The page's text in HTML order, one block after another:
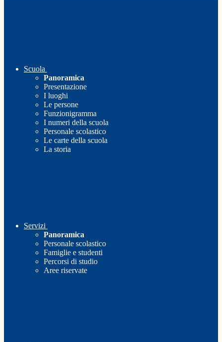
Scuola
Panoramica
Presentazione
I luoghi
Le persone
Funzionigramma
I numeri della scuola
Personale scolastico
Le carte della scuola
La storia
Servizi
Panoramica
Personale scolastico
Famiglie e studenti
Percorsi di studio
Aree riservate